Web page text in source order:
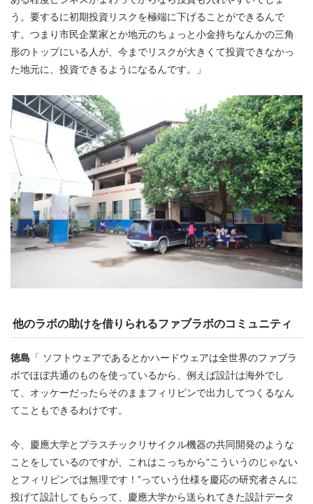
う。要するに初期投資リスクを極端に下げることができるんで
す。つまり市民企業家とか地元のちょっと小金持ちなんかの三角
形のトップにいる人が、今までリスクが大きくて投資できなかっ
た地元に、投資できるようになるんです。」
他のラボの助けを借りられるファブラボのコミュニティ
徳島 「 ソフトウェアであるとかハードウェアは全世界のファブラ
ボでほぼ共通のものを使っているから、例えば設計は海外でし
て、オッケーだったらそのままフィリピンで出力してつくるなん
てこともできるわけです。
今、慶應大学とプラスチックリサイクル機器の共同開発のような
ことをしているのですが、これはこっちから“こういうのじゃない
とフィリピンでは無理です！”っていう仕様を慶応の研究者さんに
投げて設計してもらって、慶應大学から送られてきた設計データ